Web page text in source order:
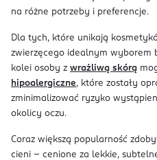
na różne potrzeby i preferencje.
Dla tych, które unikają
zwierzęcego idealnym wyborem
kolei osoby z wrażliwą skórą
hipoalergiczne, które zostały
zminimalizować ryzyko
okolicy oczu.
Coraz większą popularność
cieni – cenione za lekkie,